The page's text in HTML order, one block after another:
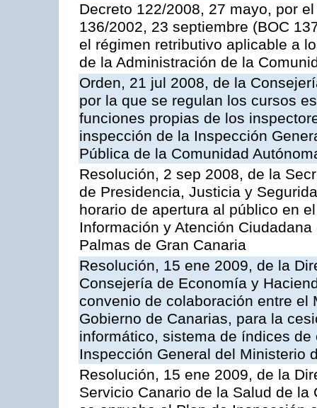
Decreto 122/2008, 27 mayo, por
136/2002, 23 septiembre (BOC
el régimen retributivo aplicable a
de la Administración de la
Orden, 21 jul 2008, de la
por la que se regulan los cursos
funciones propias de los
inspección de la Inspección
Pública de la Comunidad
Resolución, 2 sep 2008, de la
de Presidencia, Justicia y
horario de apertura al público en
Información y Atención
Palmas de Gran Canaria
Resolución, 15 ene 2009, de la
Consejería de Economía y
convenio de colaboración entre
Gobierno de Canarias, para la
informático, sistema de índices
Inspección General del Ministerio
Resolución, 15 ene 2009, de la
Servicio Canario de la Salud de